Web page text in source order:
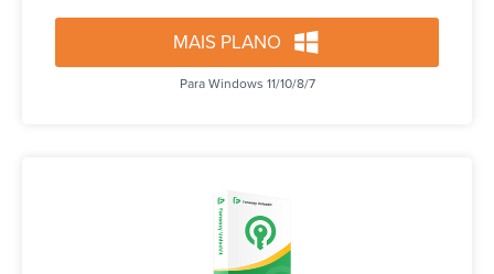
MAIS PLANO
Para Windows 11/10/8/7